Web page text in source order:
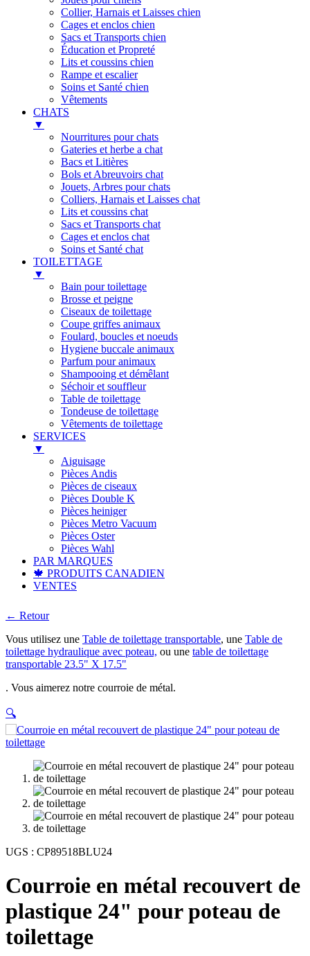
Collier, Harnais et Laisses chien
Cages et enclos chien
Sacs et Transports chien
Éducation et Propreté
Lits et coussins chien
Rampe et escalier
Soins et Santé chien
Vêtements
CHATS
▼
Nourritures pour chats
Gateries et herbe a chat
Bacs et Litières
Bols et Abreuvoirs chat
Jouets, Arbres pour chats
Colliers, Harnais et Laisses chat
Lits et coussins chat
Sacs et Transports chat
Cages et enclos chat
Soins et Santé chat
TOILETTAGE
▼
Bain pour toilettage
Brosse et peigne
Ciseaux de toilettage
Coupe griffes animaux
Foulard, boucles et noeuds
Hygiene buccale animaux
Parfum pour animaux
Shampooing et démêlant
Séchoir et souffleur
Table de toilettage
Tondeuse de toilettage
Vêtements de toilettage
SERVICES
▼
Aiguisage
Pièces Andis
Pièces de ciseaux
Pièces Double K
Pièces heiniger
Pièces Metro Vacuum
Pièces Oster
Pièces Wahl
PAR MARQUES
🍁 PRODUITS CANADIEN
VENTES
← Retour
Vous utilisez une Table de toilettage transportable, une Table de
toilettage hydraulique avec poteau, ou une table de toilettage
transportable 23.5" X 17.5"
. Vous aimerez notre courroie de métal.
🔍
UGS : CP89518BLU24
Courroie en métal recouvert de
plastique 24" pour poteau de
toilettage